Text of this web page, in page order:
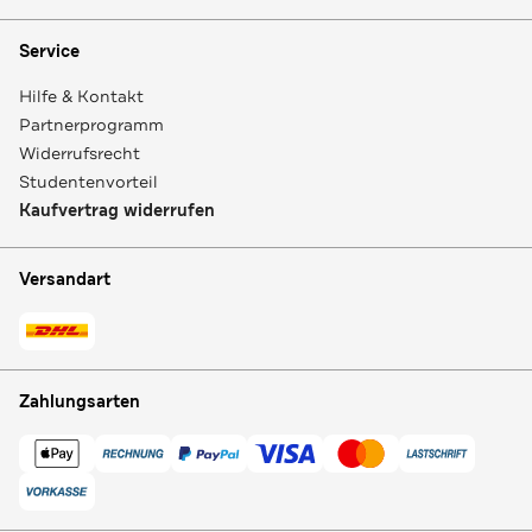
Service
Hilfe & Kontakt
Partnerprogramm
Widerrufsrecht
Studentenvorteil
Kaufvertrag widerrufen
Versandart
Zahlungsarten